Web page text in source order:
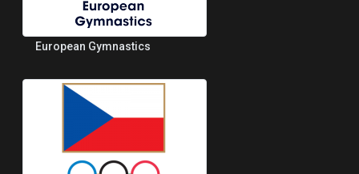
European Gymnastics